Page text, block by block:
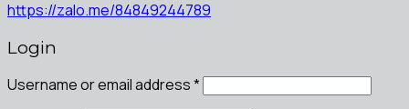
https://zalo.me/84849244789
Login
Username or email address*